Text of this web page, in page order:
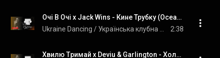
Очі В Очі x Jack Wins - Кине Трубку (Ocean Dee Edit)
2:38
Хвилю Tримай x Deviu & Garlington - Холодний день (Ocean Dee Edit)